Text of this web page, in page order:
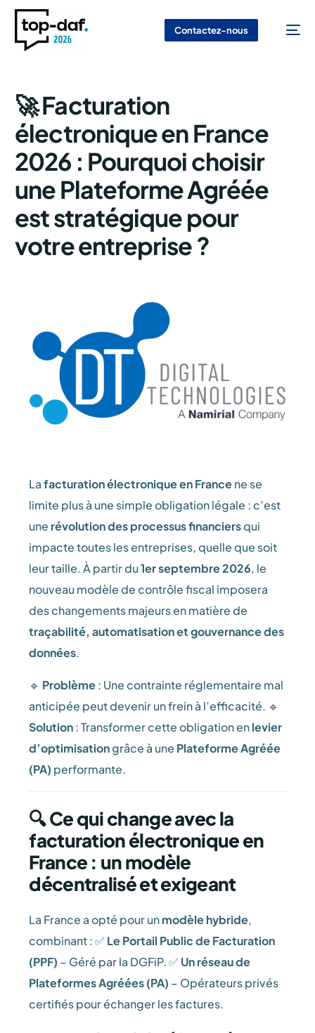
Contactez-nous
🚀 Facturation
électronique en France
2026 : Pourquoi choisir
une Plateforme Agréée
est stratégique pour
votre entreprise ?
Lafacturation électronique en Francene se
limite plus à une simple obligation légale : c’est
une révolution des processus financiersqui
impacte toutes les entreprises, quelle que soit
leur taille. À partir du1er septembre 2026, le
nouveau modèle de contrôle fiscal imposera
des changements majeurs en matière de
traçabilité, automatisation et gouvernance des
données.
🔹 Problème: Une contrainte réglementaire mal
anticipée peut devenir un frein à l’efficacité. 🔹
Solution: Transformer cette obligation enlevier
d’optimisationgrâce à une Plateforme Agréée
(PA) performante.
🔍 Ce qui change avec la
facturation électronique en
France : un modèle
décentralisé et exigeant
La France a opté pour unmodèle hybride,
combinant : ✅ Le Portail Public de Facturation
(PPF) – Géré par la DGFiP. ✅ Un réseau de
Plateformes Agréées (PA) – Opérateurs privés
certifiés pour échanger les factures.